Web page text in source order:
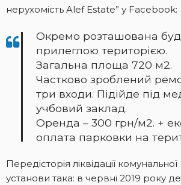
нерухомість Alef Estate” у Facebook:
Окремо розташована
прилеглою територією.
Загальна площа 720 м2.
Частково зроблений
три входи. Підійде під
учбовий заклад.
Оренда – 300 грн/м2. +
оплата парковки на
Передісторія ліквідації
установи така: в червні 2019 року